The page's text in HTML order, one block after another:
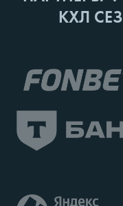
КХЛ